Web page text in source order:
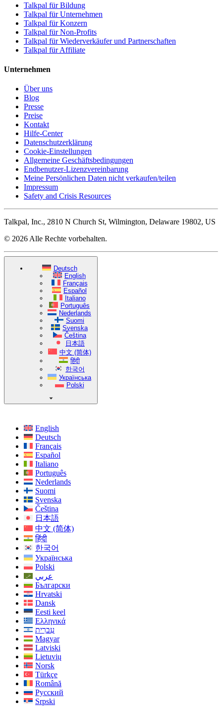
Talkpal für Bildung
Talkpal für Unternehmen
Talkpal für Konzern
Talkpal für Non-Profits
Talkpal für Wiederverkäufer und Partnerschaften
Talkpal für Affiliate
Unternehmen
Über uns
Blog
Presse
Preise
Kontakt
Hilfe-Center
Datenschutzerklärung
Cookie-Einstellungen
Allgemeine Geschäftsbedingungen
Endbenutzer-Lizenzvereinbarung
Meine Persönlichen Daten nicht verkaufen/teilen
Impressum
Safety and Crisis Resources
Talkpal, Inc., 2810 N Church St, Wilmington, Delaware 19802, US
© 2026 Alle Rechte vorbehalten.
Deutsch
English
Français
Español
Italiano
Português
Nederlands
Suomi
Svenska
Čeština
日本語
中文 (简体)
हिंदी
한국어
Українська
Polski
English
Deutsch
Français
Español
Italiano
Português
Nederlands
Suomi
Svenska
Čeština
日本語
中文 (简体)
हिंदी
한국어
Українська
Polski
عربي
Български
Hrvatski
Dansk
Eesti keel
Ελληνικά
עִברִית
Magyar
Latviski
Lietuvių
Norsk
Türkçe
Română
Русский
Srpski